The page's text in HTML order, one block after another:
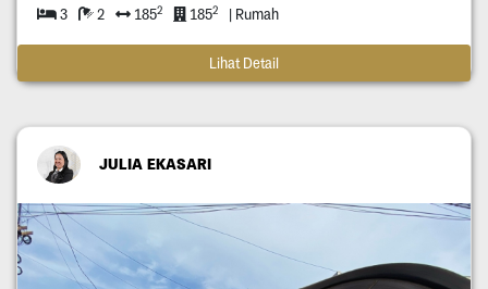
3 2 1852 1852 | Rumah
Lihat Detail
JULIA EKASARI